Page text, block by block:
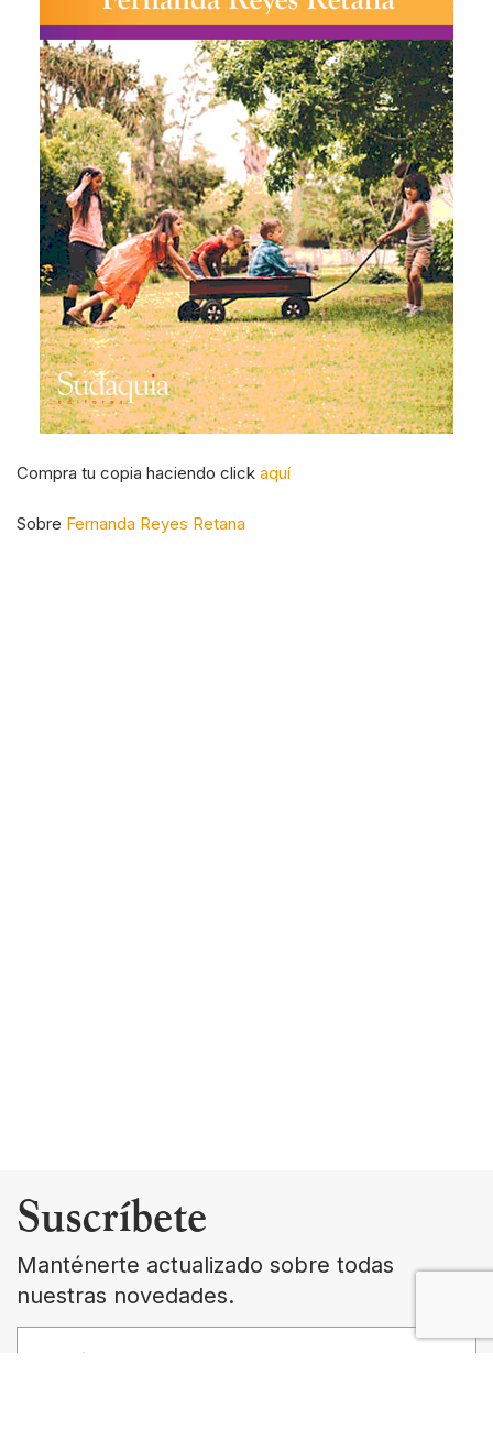
Compra tu copia haciendo click aquí
Sobre Fernanda Reyes Retana
Suscríbete
Manténerte actualizado sobre todas
nuestras novedades.